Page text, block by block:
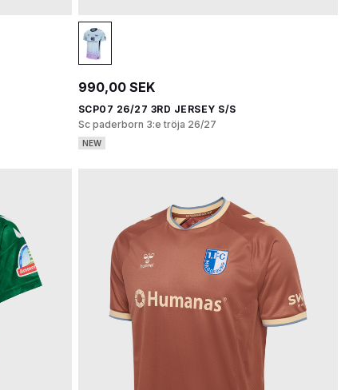
990,00 SEK
SCP07 26/27 3RD JERSEY S/S
Sc paderborn 3:e tröja 26/27
NEW